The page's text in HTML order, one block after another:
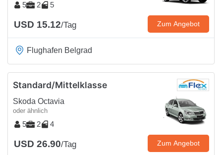
5 2 5
USD 15.12/Tag Zum Angebot
Flughafen Belgrad
Standard/Mittelklasse
Skoda Octavia
oder ähnlich
5 2 4
USD 26.90/Tag Zum Angebot